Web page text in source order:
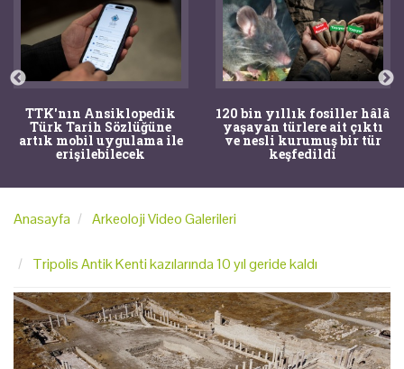
TTK'nın Ansiklopedik
Türk Tarih Sözlüğüne
artık mobil uygulama ile
erişilebilecek
120 bin yıllık fosiller hâlâ
yaşayan türlere ait çıktı
ve nesli kurumuş bir tür
keşfedildi
Anasayfa Arkeoloji Video Galerileri
Tripolis Antik Kenti kazılarında 10 yıl geride kaldı